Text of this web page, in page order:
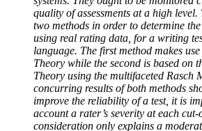
quality of assessments at a high
two methods in order to determine
using real rating data, for a writing
language. The first method makes
Theory while the second is based on
Theory using the multifaceted Rasch
concurring results of both methods
improve the reliability of a test, it is
account a rater’s severity at each
consideration only explains a